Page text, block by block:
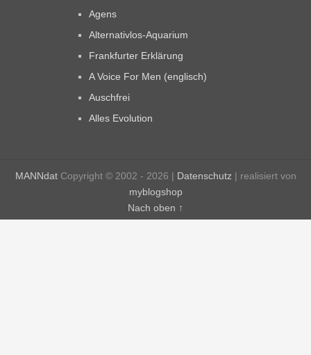
Agens
Alternativlos-Aquarium
Frankfurter Erklärung
A Voice For Men (englisch)
Auschfrei
Alles Evolution
MANNdatCopyright © 2002 - 2026 | Datenschutz | realisiert von
myblogshop
Nach oben ↑